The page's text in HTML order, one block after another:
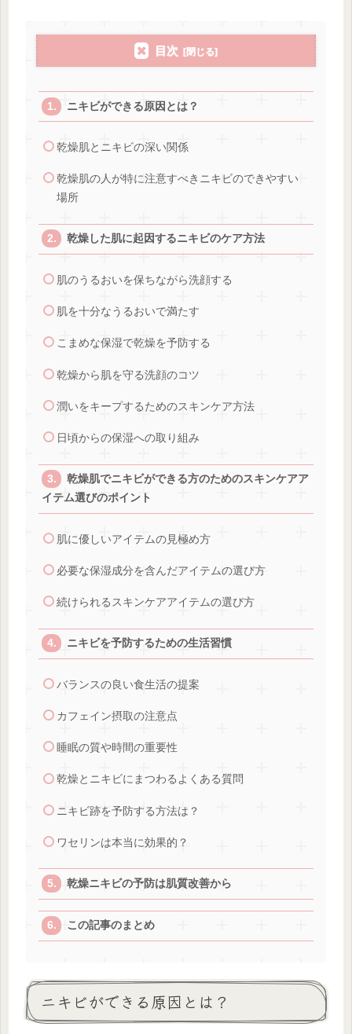
目次
ニキビができる原因とは？
乾燥肌とニキビの深い関係
乾燥肌の人が特に注意すべきニキビのできやすい
場所
乾燥した肌に起因するニキビのケア方法
肌のうるおいを保ちながら洗顔する
肌を十分なうるおいで満たす
こまめな保湿で乾燥を予防する
乾燥から肌を守る洗顔のコツ
潤いをキープするためのスキンケア方法
日頃からの保湿への取り組み
乾燥肌でニキビができる方のためのスキンケアア
イテム選びのポイント
肌に優しいアイテムの見極め方
必要な保湿成分を含んだアイテムの選び方
続けられるスキンケアアイテムの選び方
ニキビを予防するための生活習慣
バランスの良い食生活の提案
カフェイン摂取の注意点
睡眠の質や時間の重要性
乾燥とニキビにまつわるよくある質問
ニキビ跡を予防する方法は？
ワセリンは本当に効果的？
乾燥ニキビの予防は肌質改善から
この記事のまとめ
ニキビができる原因とは？